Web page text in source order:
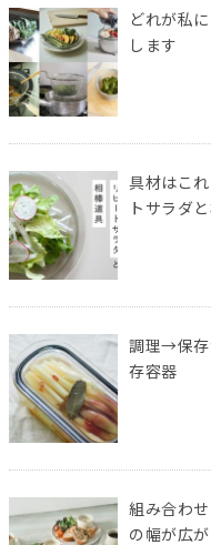
どれが私
します
具材はこ
トサラダ
調理→保存
存容器
組み合わ
の幅が広